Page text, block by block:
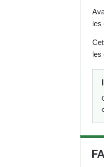
les
les